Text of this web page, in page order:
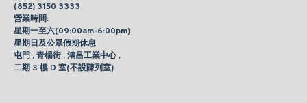
(852) 3150 3333
營業時間:
星期一至六(09:00am-6:00pm)
星期日及公眾假期休息
屯門 , 青楊街 , 鴻昌工業中心 ,
二期 3 樓 D 室(不設陳列室)